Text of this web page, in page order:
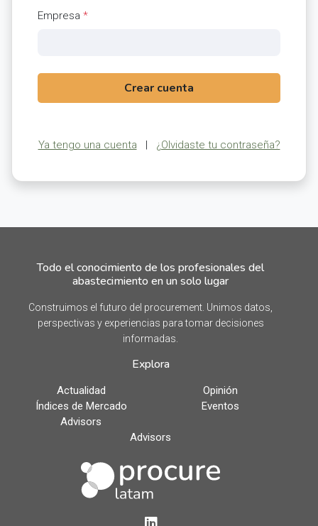
Empresa *
Crear cuenta
Ya tengo una cuenta | ¿Olvidaste tu contraseña?
Todo el conocimiento de los profesionales del
abastecimiento en un solo lugar
Construimos el futuro del procurement. Unimos datos,
perspectivas y experiencias para tomar decisiones
informadas.
Explora
Actualidad
Opinión
Índices de Mercado
Eventos
Advisors
Advisors
LinkedIn